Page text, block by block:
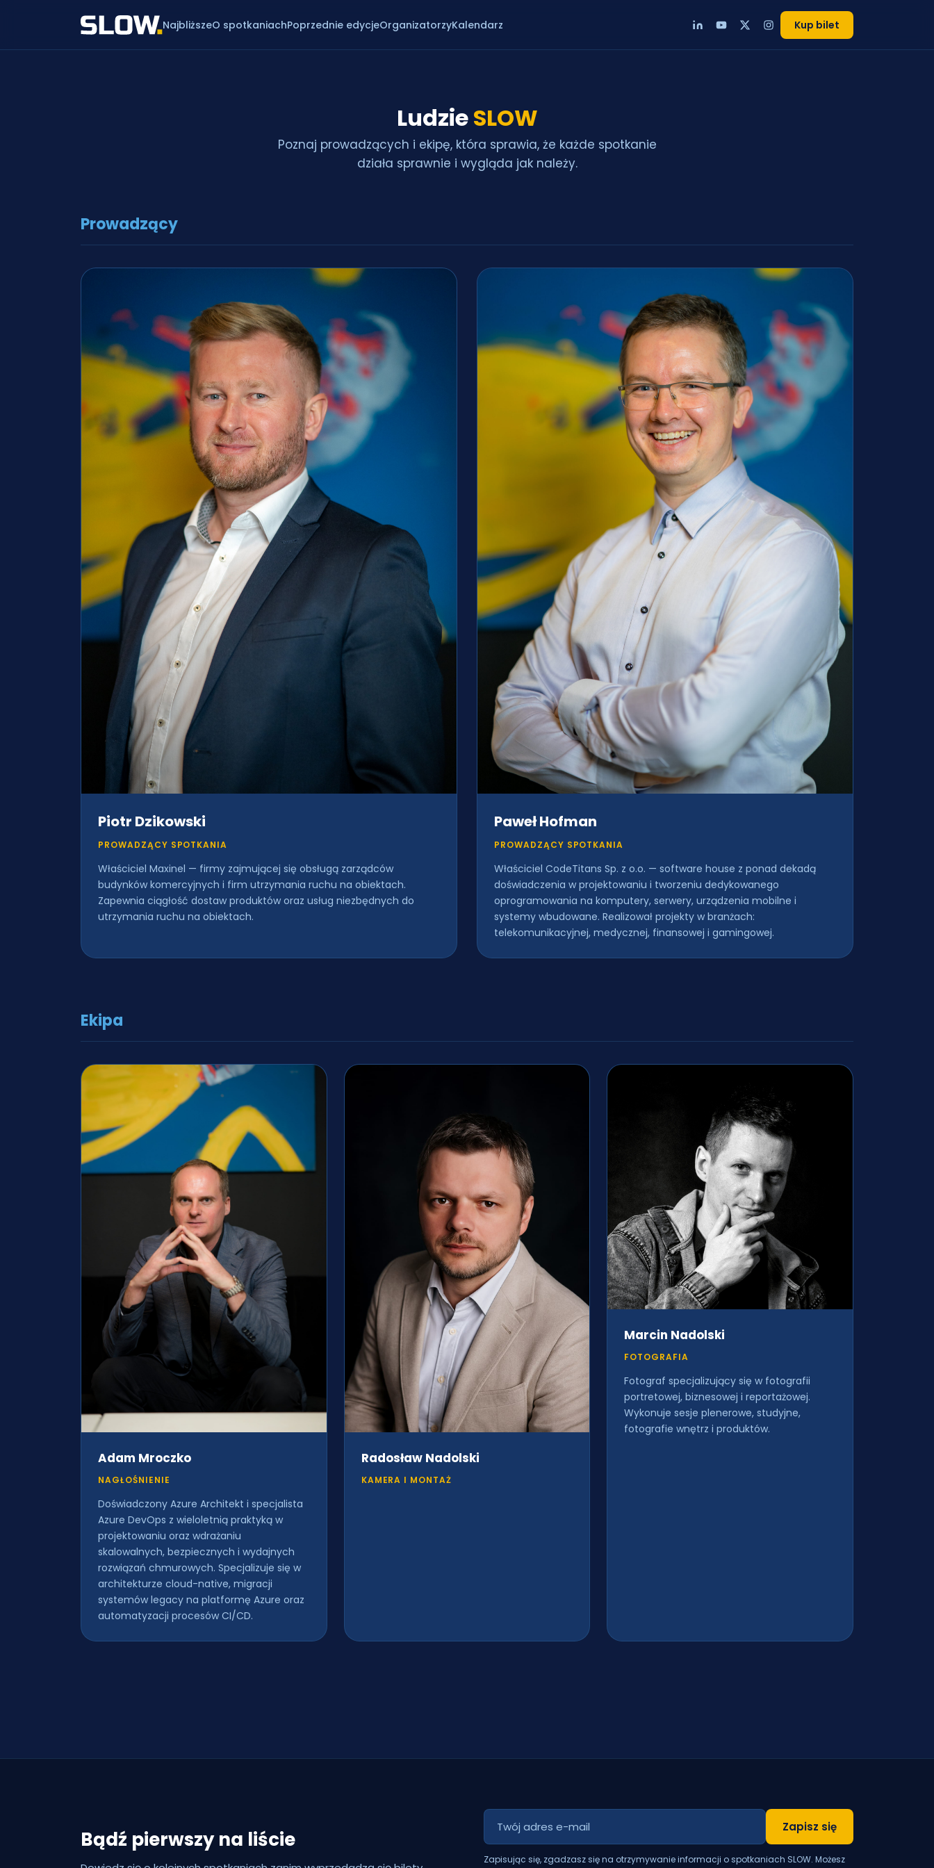
NajbliższeO spotkaniachPoprzednie edycjeOrganizatorzyKalendarz Kup bilet
LudzieSLOW
Poznaj prowadzących i ekipę, która sprawia, że każde spotkanie
działa sprawnie i wygląda jak należy.
Prowadzący
Piotr Dzikowski
PROWADZĄCY SPOTKANIA
Właściciel Maxinel — firmy zajmującej się obsługą zarządców
budynków komercyjnych i firm utrzymania ruchu na obiektach.
Zapewnia ciągłość dostaw produktów oraz usług niezbędnych do
utrzymania ruchu na obiektach.
Paweł Hofman
PROWADZĄCY SPOTKANIA
Właściciel CodeTitans Sp. z o.o. — software house z ponad dekadą
doświadczenia w projektowaniu i tworzeniu dedykowanego
oprogramowania na komputery, serwery, urządzenia mobilne i
systemy wbudowane. Realizował projekty w branżach:
telekomunikacyjnej, medycznej, finansowej i gamingowej.
Ekipa
Adam Mroczko
NAGŁOŚNIENIE
Doświadczony Azure Architekt i specjalista
Azure DevOps z wieloletnią praktyką w
projektowaniu oraz wdrażaniu
skalowalnych, bezpiecznych i wydajnych
rozwiązań chmurowych. Specjalizuje się w
architekturze cloud-native, migracji
systemów legacy na platformę Azure oraz
automatyzacji procesów CI/CD.
Radosław Nadolski
KAMERA I MONTAŻ
Marcin Nadolski
FOTOGRAFIA
Fotograf specjalizujący się w fotografii
portretowej, biznesowej i reportażowej.
Wykonuje sesje plenerowe, studyjne,
fotografie wnętrz i produktów.
Bądź pierwszy na liście
Zapisz się
Zapisując się, zgadzasz się na otrzymywanie informacji o spotkaniach SLOW. Możesz